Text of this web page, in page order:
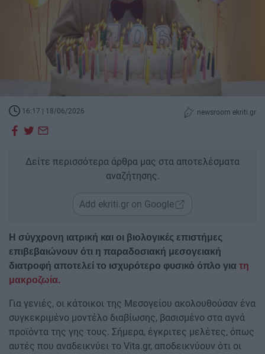
16:17 | 18/06/2026 newsroom ekriti.gr
Δείτε περισσότερα άρθρα μας στα αποτελέσματα
αναζήτησης.
Add ekriti.gr on Google
Η σύγχρονη ιατρική και οι βιολογικές επιστήμες
επιβεβαιώνουν ότι η παραδοσιακή μεσογειακή
διατροφή αποτελεί το ισχυρότερο φυσικό όπλο για τη
μακροζωία.
Για γενιές, οι κάτοικοι της Μεσογείου ακολουθούσαν ένα
συγκεκριμένο μοντέλο διαβίωσης, βασισμένο στα αγνά
προϊόντα της γης τους. Σήμερα, έγκριτες μελέτες, όπως
αυτές που αναδεικνύει το Vita.gr, αποδεικνύουν ότι οι